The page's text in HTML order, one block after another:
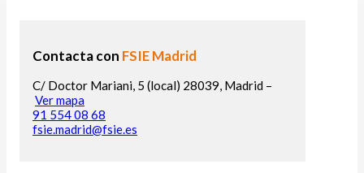
Contacta con FSIE Madrid
C/ Doctor Mariani, 5 (local) 28039, Madrid –
Ver mapa
91 554 08 68
fsie.madrid@fsie.es